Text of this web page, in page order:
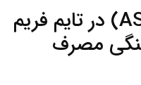
تحلیل ارز استر (ASTER) در تایم فریم
مصرف